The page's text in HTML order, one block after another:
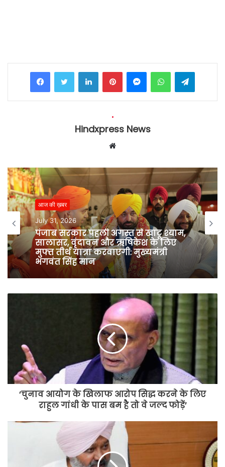
Hindxpress News
b
i
e
आज की ख़बर
July 31, 2026
पंजाब सरकार पहली अगस्त से खाटू श्याम,
सालासर, वृंदावन और ऋषिकेश के लिए
मुफ्त तीर्थ यात्रा करवाएगी: मुख्यमंत्री
भगवंत सिंह मान
‘चुनाव आयोग के खिलाफ आरोप सिद्ध करने के लिए
राहुल गांधी के पास बम है तो वे जल्द फोड़ें’